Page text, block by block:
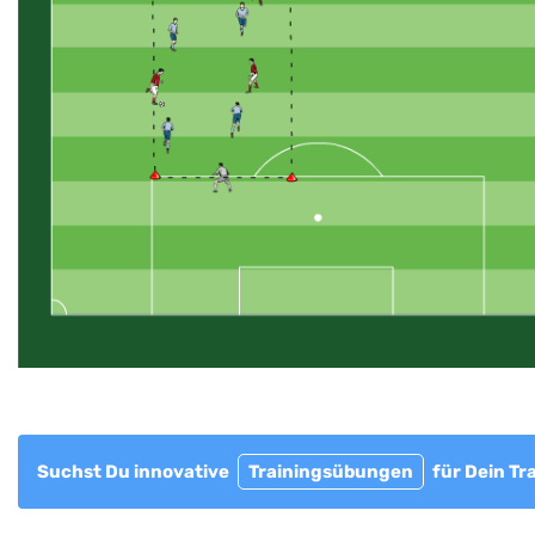
Suchst Du innovative Trainingsübungen für Dein